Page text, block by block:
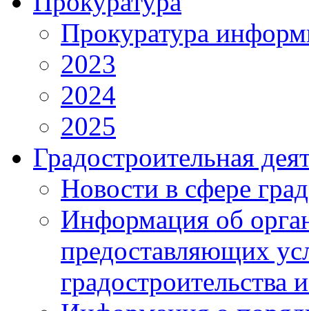
Прокуратура
2023
2024
2025
Градостроительная
Новости в сфере
Информация об
предоставляющих
градостроительства